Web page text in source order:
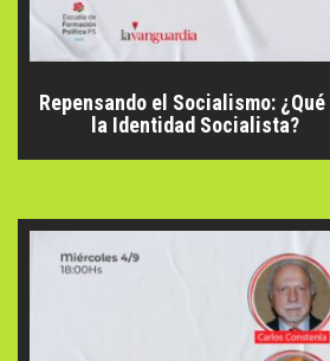
Repensando el Socialismo: ¿Qué
la Identidad Socialista?